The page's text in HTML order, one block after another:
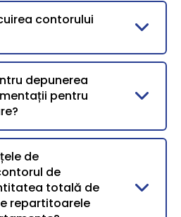
contorului
depunerea
pentru
de
de
totală de
repartitoarele